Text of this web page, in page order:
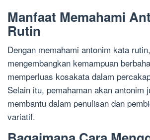
Manfaat Memahami
Rutin
Dengan memahami antonim kata
mengembangkan kemampuan
memperluas kosakata dalam
Selain itu, pemahaman akan antonim
membantu dalam penulisan dan
variatif.